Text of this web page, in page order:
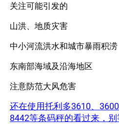
关注可能引发的
山洪、地质灾害
中小河流洪水和城市暴雨积涝
东南部海域及沿海地区
注意防范大风危害
还在使用托利多3610、3600
8442等条码秤的看过来，